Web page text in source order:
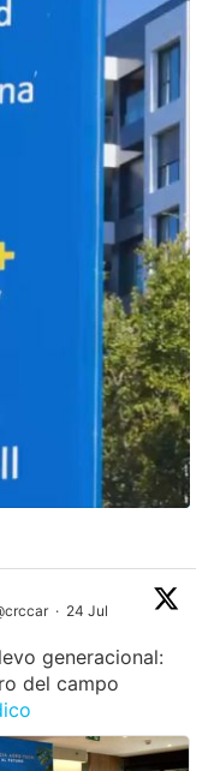
· 24 Jul
generacional:
del campo